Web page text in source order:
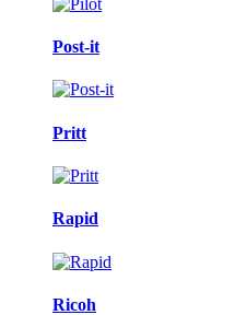
Post-it
Pritt
Rapid
Ricoh